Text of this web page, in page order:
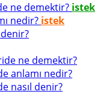
ne demektir? istek
nedir? istek
ne demektir?
anlamı nedir?
nasıl denir?